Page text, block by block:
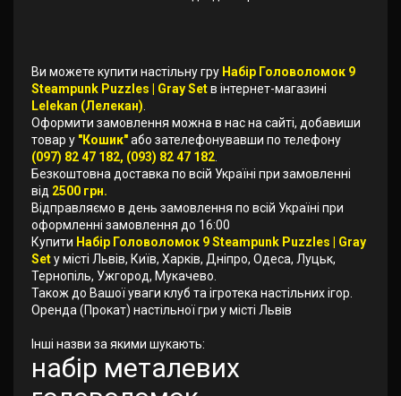
Ви можете купити настільну гру Набір Головоломок 9
Steampunk Puzzles | Gray Setв інтернет-магазині
Lelekan (Лелекан)
Оформити замовлення можна в нас на сайті, добавиши
товар у "Кошик"або зателефонувавши по телефону
(097) 82 47 182, (093) 82 47 182
Безкоштовна доставка по всій Україні при замовленні
від 2500 грн.
Відправляємо в день замовлення по всій Україні при
оформленні замовлення до 16:00
Купити Набір Головоломок 9 Steampunk Puzzles | Gray
Setу місті Львів, Київ, Харків, Дніпро, Одеса, Луцьк,
Тернопіль, Ужгород, Мукачево.
Також до Вашої уваги клуб та ігротека настільних ігор.
Оренда (Прокат) настільної гри у місті Львів
Інші назви за якими шукають:
набір металевих